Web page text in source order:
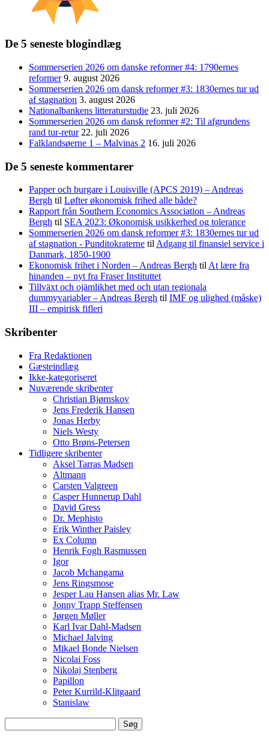
De 5 seneste blogindlæg
Sommerserien 2026 om danske reformer #4: 1790ernes
reformer 9. august 2026
Sommerserien 2026 om dansk reformer #3: 1830ernes tur ud
af stagnation 3. august 2026
Nationalbankens litteraturstudie 23. juli 2026
Sommerserien 2026 om dansk reformer #2: Til afgrundens
rand tur-retur 22. juli 2026
Falklandsøerne 1 – Malvinas 2 16. juli 2026
De 5 seneste kommentarer
Papper och burgare i Louisville (APCS 2019) – Andreas
Bergh til Løfter økonomisk frihed alle både?
Rapport från Southern Economics Association – Andreas
Bergh til SEA 2023: Økonomisk usikkerhed og tolerance
Sommerserien 2026 om dansk reformer #3: 1830ernes tur ud
af stagnation - Punditokraterne tilAdgang til finansiel service i
Danmark, 1850-1900
Ekonomisk frihet i Norden – Andreas Bergh tilAt lære fra
hinanden – nyt fra Fraser Instituttet
Tillväxt och ojämlikhet med och utan regionala
dummyvariabler – Andreas Bergh til IMF og ulighed (måske)
III – empirisk fifleri
Skribenter
Fra Redaktionen
Gæsteindlæg
Ikke-kategoriseret
Nuværende skribenter
Christian Bjørnskov
Jens Frederik Hansen
Jonas Herby
Niels Westy
Otto Brøns-Petersen
Tidligere skribenter
Aksel Tarras Madsen
Altmann
Carsten Valgreen
Casper Hunnerup Dahl
David Gress
Dr. Mephisto
Erik Winther Paisley
Ex Column
Henrik Fogh Rasmussen
Igor
Jacob Mchangama
Jens Ringsmose
Jesper Lau Hansen alias Mr. Law
Jonny Trapp Steffensen
Jørgen Møller
Karl Ivar Dahl-Madsen
Michael Jalving
Mikael Bonde Nielsen
Nicolai Foss
Nikolaj Stenberg
Papillon
Peter Kurrild-Klitgaard
Stanislaw
efter: